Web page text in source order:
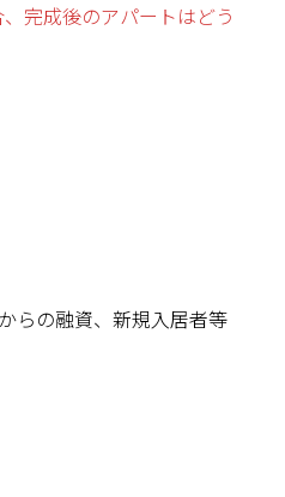
完成後のアパートはどう
らの融資、新規入居者等